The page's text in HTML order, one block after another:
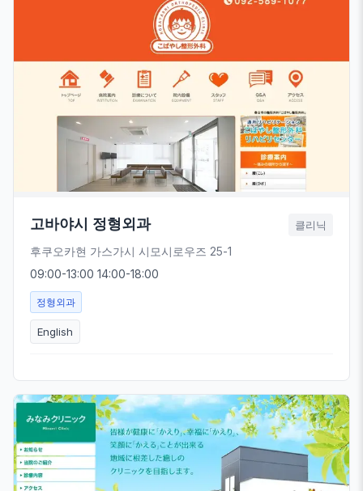
고바야시 정형외과 클리닉
후쿠오카현 가스가시 시모시로우즈 25-1
09:00-13:00 14:00-18:00
정형외과
English